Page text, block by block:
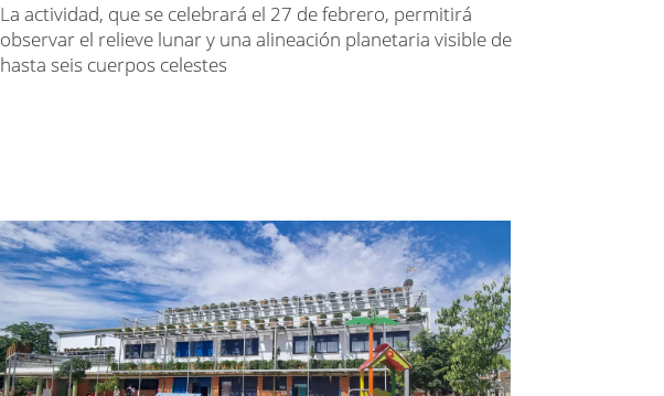
La actividad, que se celebrará el 27 de febrero, permitirá
observar el relieve lunar y una alineación planetaria visible de
hasta seis cuerpos celestes